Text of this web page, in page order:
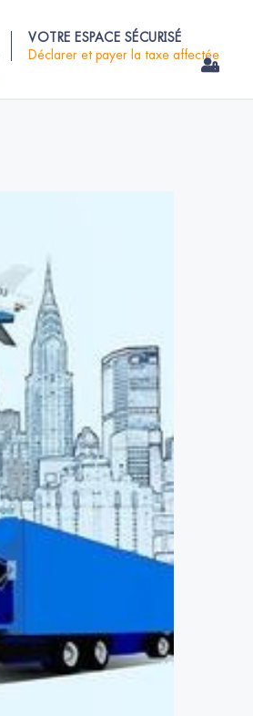
VOTRE ESPACE SÉCURISÉ
Déclarer et payer la taxe affectée